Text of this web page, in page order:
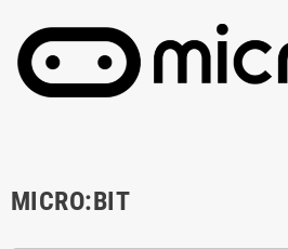
MICRO:BIT